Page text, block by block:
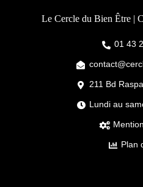
Le Cercle du Bien Être |
01 43
211 Bd
Lundi au
Plan